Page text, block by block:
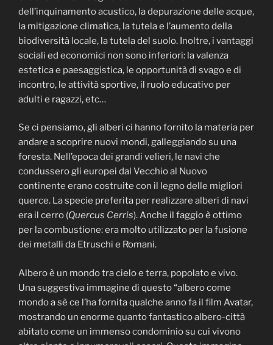
dell’inquinamento acustico, la depurazione delle acque,
la mitigazione climatica, la tutela e l’aumento della
biodiversità locale, la tutela del suolo. Inoltre, i vantaggi
sociali ed economici non sono inferiori: la valenza
estetica e paesaggistica, le opportunità di svago e di
incontro, le attività sportive, il ruolo educativo per
adulti e ragazzi, etc…
Se ci pensiamo, gli alberi ci hanno fornito la materia per
andare a scoprire nuovi mondi, galleggiando su una
foresta. Nell’epoca dei grandi velieri, le navi che
condussero gli europei dal Vecchio al Nuovo
continente erano costruite con il legno delle migliori
querce. La specie preferita per realizzare alberi di navi
era il cerro (Quercus Cerris). Anche il faggio è ottimo
per la combustione: era molto utilizzato per la fusione
dei metalli da Etruschi e Romani.
Albero è un mondo tra cielo e terra, popolato e vivo.
Una suggestiva immagine di questo “albero come
mondo a sè ce l’ha fornita qualche anno fa il film Avatar,
mostrando un enorme quanto fantastico albero-città
abitato come un immenso condominio su cui vivono